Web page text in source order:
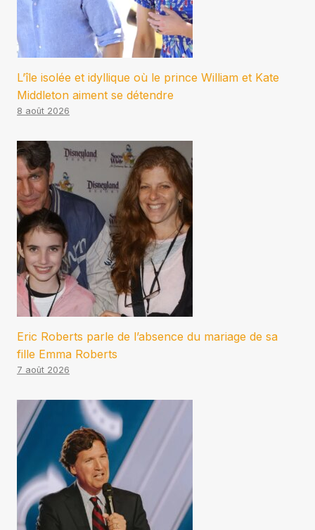
L’île isolée et idyllique où le prince William et Kate
Middleton aiment se détendre
8 août 2026
Eric Roberts parle de l’absence du mariage de sa
fille Emma Roberts
7 août 2026